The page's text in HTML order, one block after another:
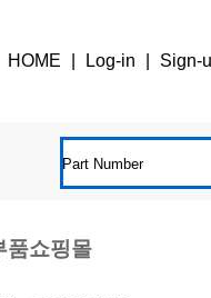
HOME Log-in Sign-
품쇼핑몰